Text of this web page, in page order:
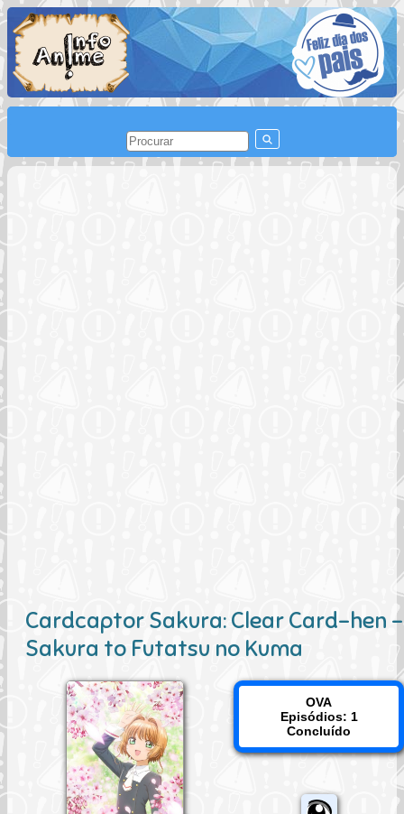
Cardcaptor Sakura: Clear Card-hen -
Sakura to Futatsu no Kuma
OVA
Episódios: 1
Concluído